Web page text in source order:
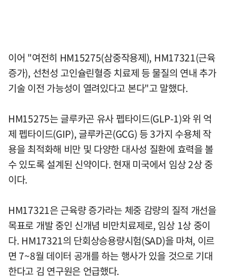
이어 "여전히 HM15275(삼중작용제), HM17321(근육
증가), 선천성 고인슐린혈증 치료제 등 물질의 연내 추가
기술 이전 가능성이 열려있다고 본다"고 말했다.
HM15275는 글루카곤 유사 펩타이드(GLP-1)와 위 억
제 펩타이드(GIP), 글루카곤(GCG) 등 3가지 수용체 작
용을 최적화해 비만 및 다양한 대사성 질환에 효력을 볼
수 있도록 설계된 신약이다. 현재 미국에서 임상 2상 중
이다.
HM17321은 근육량 증가라는 체중 감량의 질적 개선을
목표로 개발 중인 신개념 비만치료제로, 임상 1상 중이
다. HM17321의 단회상승용량시험(SAD)을 마쳐, 이르
면 7~8월 데이터 공개를 하는 행사가 있을 것으로 기대
한다고 김 연구원은 언급했다.